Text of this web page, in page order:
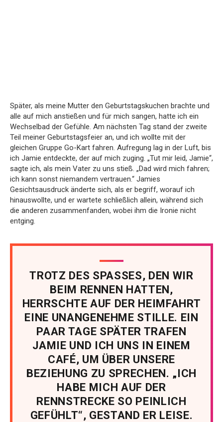
Später, als meine Mutter den Geburtstagskuchen brachte und
alle auf mich anstießen und für mich sangen, hatte ich ein
Wechselbad der Gefühle. Am nächsten Tag stand der zweite
Teil meiner Geburtstagsfeier an, und ich wollte mit der
gleichen Gruppe Go-Kart fahren. Aufregung lag in der Luft, bis
ich Jamie entdeckte, der auf mich zuging. „Tut mir leid, Jamie“,
sagte ich, als mein Vater zu uns stieß. „Dad wird mich fahren;
ich kann sonst niemandem vertrauen.“ Jamies
Gesichtsausdruck änderte sich, als er begriff, worauf ich
hinauswollte, und er wartete schließlich allein, während sich
die anderen zusammenfanden, wobei ihm die Ironie nicht
entging.
TROTZ DES SPASSES, DEN WIR
BEIM RENNEN HATTEN,
HERRSCHTE AUF DER HEIMFAHRT
EINE UNANGENEHME STILLE. EIN
PAAR TAGE SPÄTER TRAFEN
JAMIE UND ICH UNS IN EINEM
CAFÉ, UM ÜBER UNSERE
BEZIEHUNG ZU SPRECHEN. „ICH
HABE MICH AUF DER
RENNSTRECKE SO PEINLICH
GEFÜHLT“, GESTAND ER LEISE.